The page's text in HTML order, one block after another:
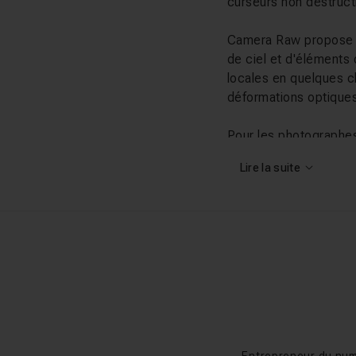
Camera Raw
de ciel et d'éléments
locales en quelques
déformations
Pour les
retouche avancée
Ce que vous
Les cours Camera
Julien Pons,
formation complète
courbe des
pratiques : retouche
Lire la suite